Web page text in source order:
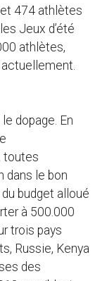
474 athlètes
Jeux d’été
athlètes,
dopage. En
toutes
dans le bon
budget alloué
à 500.000
trois pays
Russie, Kenya
des